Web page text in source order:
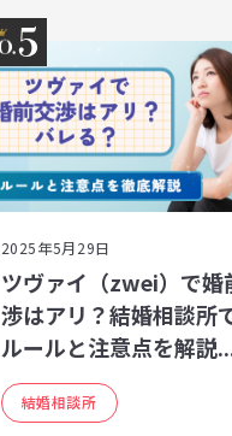
5
2025年5月29日
ツヴァイ（zwei）で婚
渉はアリ？結婚相談所
ルールと注意点を解説
結婚相談所